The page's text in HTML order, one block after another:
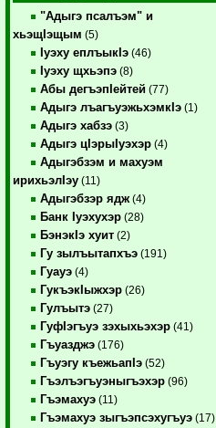
"Адыгэ псалъэм" и
хьэщIэщым (5)
Iуэху еплъыкIэ (46)
Iуэху щхьэпэ (8)
Абы дегъэпIейтей (77)
Адыгэ лъагъуэжьхэмкIэ (1)
Адыгэ хабзэ (3)
Адыгэ цIэрыIуэхэр (4)
Адыгэбзэм и махуэм
ирихьэлIэу (11)
Адыгэбзэр ядж (4)
Банк Iуэхухэр (28)
БэнэкIэ хуит (2)
Гу зылъытапхъэ (191)
Гуауэ (4)
ГукъэкIыжхэр (26)
Гулъытэ (27)
ГуфIэгъуэ зэхыхьэхэр (41)
Гъуазджэ (176)
Гъуэгу къежьапIэ (52)
Гъэлъэгъуэныгъэхэр (96)
Гъэмахуэ (11)
Гъэмахуэ зыгъэпсэхугъуэ (17)